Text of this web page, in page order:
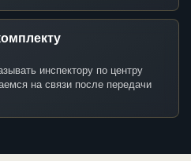
инспектору по центру
на связи после передачи